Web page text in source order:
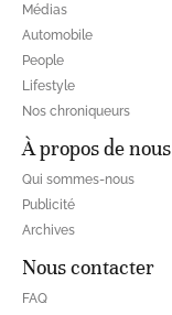
Médias
Automobile
People
Lifestyle
Nos chroniqueurs
À propos de nous
Qui sommes-nous
Publicité
Archives
Nous contacter
FAQ